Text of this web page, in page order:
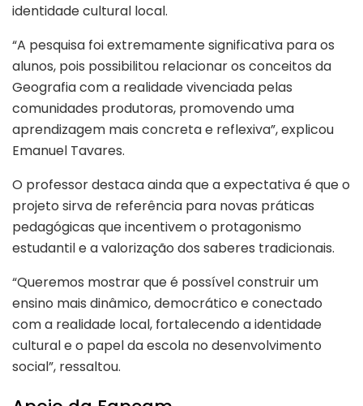
identidade cultural local.
“A pesquisa foi extremamente significativa para os
alunos, pois possibilitou relacionar os conceitos da
Geografia com a realidade vivenciada pelas
comunidades produtoras, promovendo uma
aprendizagem mais concreta e reflexiva”, explicou
Emanuel Tavares.
O professor destaca ainda que a expectativa é que o
projeto sirva de referência para novas práticas
pedagógicas que incentivem o protagonismo
estudantil e a valorização dos saberes tradicionais.
“Queremos mostrar que é possível construir um
ensino mais dinâmico, democrático e conectado
com a realidade local, fortalecendo a identidade
cultural e o papel da escola no desenvolvimento
social”, ressaltou.